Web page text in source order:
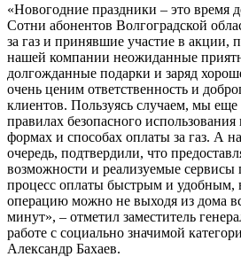
«Новогодние праздники – это время
Сотни абонентов Волгоградской
за газ и принявшие участие в акции,
нашей компании неожиданные
долгожданные подарки и заряд
очень ценим ответственность и
клиентов. Пользуясь случаем, мы
правилах безопасного использования
формах и способах оплаты за газ. А
очередь, подтвердили, что
возможности и реализуемые сервисы
процесс оплаты быстрым и удобным,
операцию можно не выходя из дома
минут», – отметил заместитель
работе с социально значимой
Александр Бахаев.